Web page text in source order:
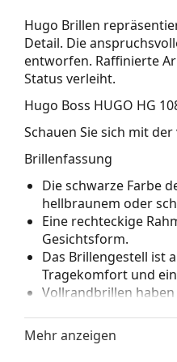
Hugo Brillen
Detail. Die
entworfen. Raffinierte
Status verleiht.
Hugo Boss HUGO HG
Schauen Sie sich mit
Brillenfassung
Die schwarze Farbe
hellbraunem oder
Eine rechteckige
Gesichtsform.
Das Brillengestell ist
Tragekomfort und
Vollrandbrillen
Vorteile ist die
vor allem ihr Schutz
Mehr anzeigen